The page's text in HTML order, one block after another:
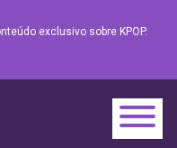
exclusivo sobre KPOP.